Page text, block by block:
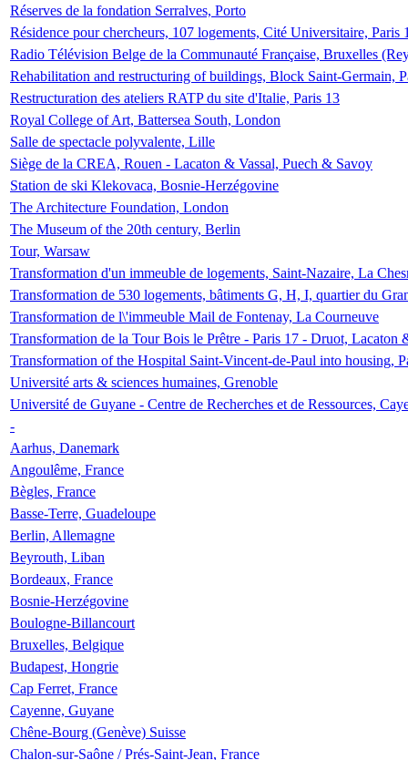
Réserves de la fondation Serralves, Porto
Résidence pour chercheurs, 107 logements, Cité Universitaire, Paris
Radio Télévision Belge de la Communauté Française, Bruxelles
Rehabilitation and restructuring of buildings, Block Saint-Germain,
Restructuration des ateliers RATP du site d'Italie, Paris 13
Royal College of Art, Battersea South, London
Salle de spectacle polyvalente, Lille
Siège de la CREA, Rouen - Lacaton & Vassal, Puech & Savoy
Station de ski Klekovaca, Bosnie-Herzégovine
The Architecture Foundation, London
The Museum of the 20th century, Berlin
Tour, Warsaw
Transformation d'un immeuble de logements, Saint-Nazaire, La
Transformation de 530 logements, bâtiments G, H, I, quartier du
Transformation de l\'immeuble Mail de Fontenay, La Courneuve
Transformation de la Tour Bois le Prêtre - Paris 17 - Druot, Lacaton
Transformation of the Hospital Saint-Vincent-de-Paul into housing,
Université arts & sciences humaines, Grenoble
Université de Guyane - Centre de Recherches et de Ressources,
-
Aarhus, Danemark
Angoulême, France
Bègles, France
Basse-Terre, Guadeloupe
Berlin, Allemagne
Beyrouth, Liban
Bordeaux, France
Bosnie-Herzégovine
Boulogne-Billancourt
Bruxelles, Belgique
Budapest, Hongrie
Cap Ferret, France
Cayenne, Guyane
Chêne-Bourg (Genève) Suisse
Chalon-sur-Saône / Prés-Saint-Jean, France